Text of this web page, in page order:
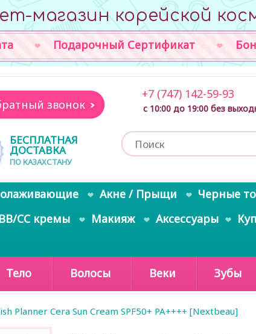
магазин корейской
Подарочный Сертификат
звонок
БЕСПЛАТНАЯ
ДОСТАВКА
ПО КАЗАХСТАНУ
+7 (747) 142-59-93
с 10:00 до 19:00 без
Акне / Прыщи Черные
BB/CC кремы Макияж Аксессуары
Тело Волосы Веки Зубы
Planner Cera Sun Cream SPF50+ PA++++ [Nextbeau]